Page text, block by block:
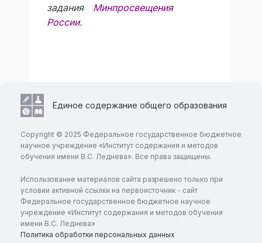
задания Минпросвещения
России.
Единое содержание общего образования
Copyright © 2025 Федеральное государственное бюджетное
научное учреждение «Институт содержания и методов
обучения имени В.С. Леднева». Все права защищены.
Использование материалов сайта разрешено только при
условии активной ссылки на первоисточник - сайт
Федеральное государственное бюджетное научное
учреждение «Институт содержания и методов обучения
имени В.С. Леднева»
Политика обработки персональных данных